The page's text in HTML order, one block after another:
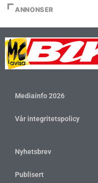
ANNONSER
Mediainfo 2026
Vår integritetspolicy
Nyhetsbrev
Publisert